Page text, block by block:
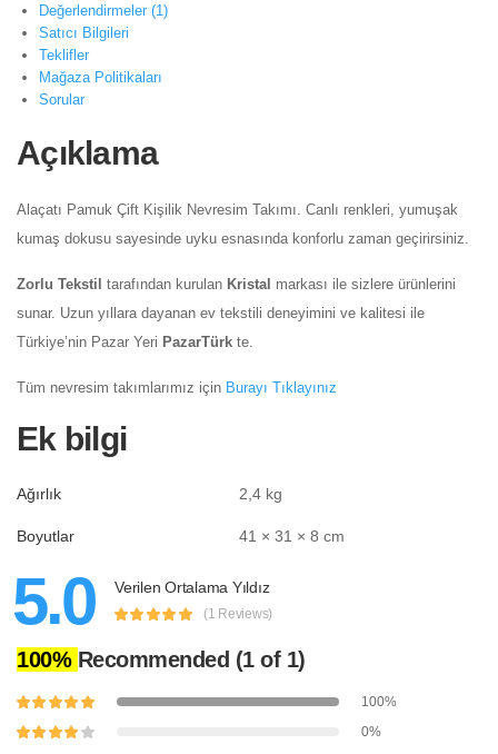
Değerlendirmeler (1)
Satıcı Bilgileri
Teklifler
Mağaza Politikaları
Sorular
Açıklama
Alaçatı Pamuk Çift Kişilik Nevresim Takımı. Canlı renkleri, yumuşak
kumaş dokusu sayesinde uyku esnasında konforlu zaman geçirirsiniz.
Zorlu Tekstil tarafından kurulan Kristal markası ile sizlere ürünlerini
sunar. Uzun yıllara dayanan ev tekstili deneyimini ve kalitesi ile
Türkiye’nin Pazar Yeri PazarTürk te.
Tüm nevresim takımlarımız için Burayı Tıklayınız
Ek bilgi
Ağırlık 2,4 kg
Boyutlar 41 × 31 × 8 cm
5.0 Verilen Ortalama Yıldız
(1 Reviews)
100% Recommended (1 of 1)
100%
0%